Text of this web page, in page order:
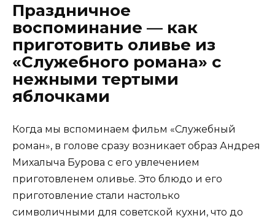
Праздничное
воспоминание — как
приготовить оливье из
«Служебного романа» с
нежными тертыми
яблочками
Когда мы вспоминаем фильм «Служебный
роман», в голове сразу возникает образ Андрея
Михалыча Бурова с его увлечением
приготовленем оливье. Это блюдо и его
приготовление стали настолько
символичными для советской кухни, что до